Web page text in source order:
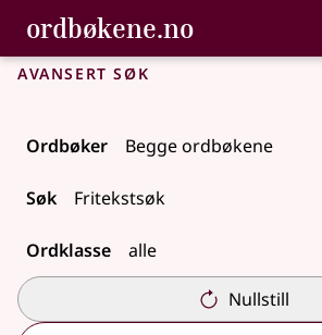
Gå til hovedinnhold
Tilgjengelighet
ordbøkene.no,
Bokmålsordboka og Nynorskordboka
Avansert søk
Ordbøker
Søk
Ordklasse
Nullstill